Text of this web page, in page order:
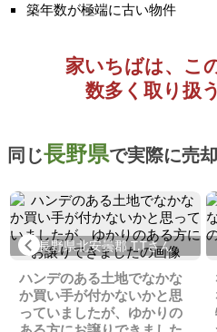
築年数が極端に古い物件
家いちばは、こ
数多く取り扱
同じ長野県で実際に売
Previous
長野県北安曇郡 T.Tさん
ハンデのある土地でなかな
か買い手が付かないかと思
っていましたが、ゆかりの